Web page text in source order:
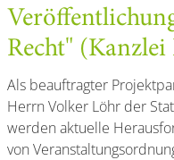
Recht"
Als beauftragter
Herrn Volker Löhr der
werden aktuelle
von